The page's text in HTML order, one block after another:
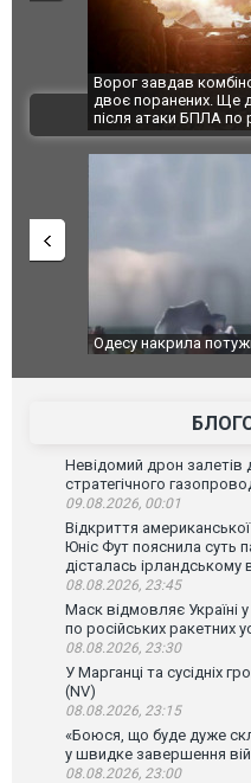
Ворог завдав
двоє поранених. Ще
після атаки БПЛА по
Одесу накрила
Невідомий дрон залетів
стратегічного
09.08.2026, 00:01
Відкриття
Юніс Фут пояснила суть
дісталась ірландському
08.08.2026, 23:45
Маск відмовляє Україні
по російських ракетних
08.08.2026, 23:30
У Марганці та сусідніх
(NV)
08.08.2026, 23:15
«Боюся, що буде дуже
у швидке завершення
08.08.2026, 23:00